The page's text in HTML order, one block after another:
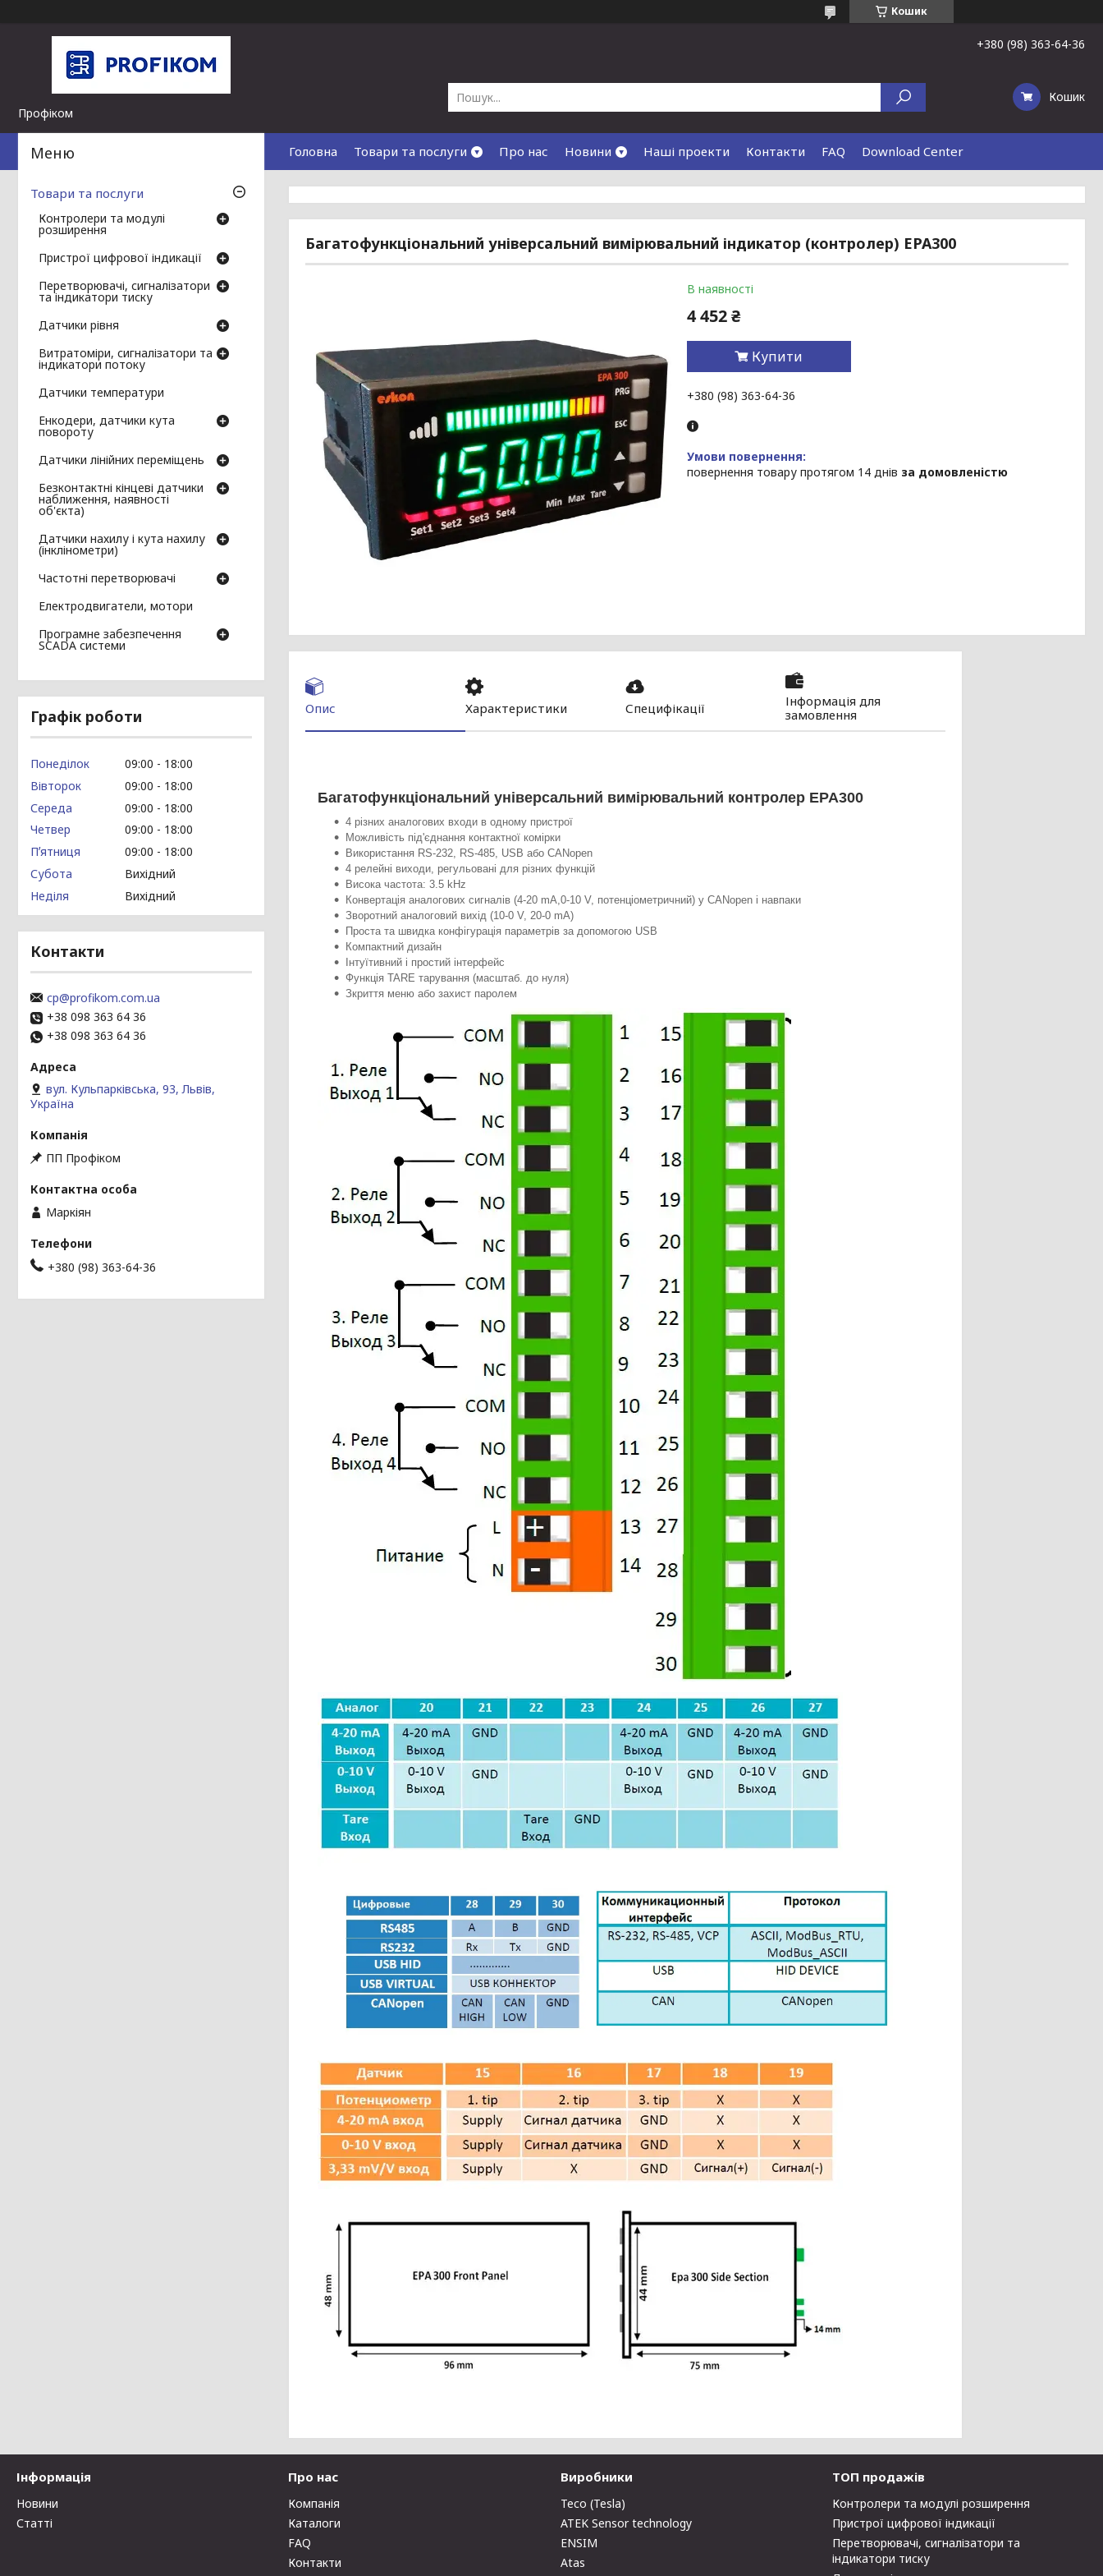
Кошик
Профіком
+380 (98) 363-64-36
Кошик
Головна Товари та послуги Про нас Новини Наші проекти Контакти FAQ Download Center
Багатофункціональний універсальний вимірювальний індикатор (контролер) EPA300
В наявності
4 452 ₴
Купити
+380 (98) 363-64-36
повернення товару протягом 14 днів за домовленістю
Опис Характеристики Специфікації
Інформація для
замовлення
Багатофункціональний універсальний вимірювальний контролер EPA300
4 різних аналогових входи в одному пристрої
Можливість під'єднання контактної комірки
Використання RS-232, RS-485, USB або CANopen
4 релейні виходи, регульовані для різних функцій
Висока частота: 3.5 kHz
Конвертація аналогових сигналів (4-20 mA,0-10 V, потенціометричний) у CANopen і навпаки
Зворотний аналоговий вихід (10-0 V, 20-0 mA)
Проста та швидка конфігурація параметрів за допомогою USB
Компактний дизайн
Інтуїтивний і простий інтерфейс
Функція TARE тарування (масштаб. до нуля)
Зкриття меню або захист паролем
Товари та послуги
Контролери та модулі
розширення
Пристрої цифрової індикації
Перетворювачі, сигналізатори
та індикатори тиску
Датчики рівня
Витратоміри, сигналізатори та
індикатори потоку
Датчики температури
Енкодери, датчики кута
повороту
Датчики лінійних переміщень
Безконтактні кінцеві датчики
наближення, наявності
об'єкта)
Датчики нахилу і кута нахилу
(інклінометри)
Частотні перетворювачі
Електродвигатели, мотори
Програмне забезпечення
SCADA системи
Графік роботи
Понеділок 09:00
18:00
Вівторок
09:00
18:00
Середа
09:00
18:00
Четвер
09:00
18:00
Пʼятниця
09:00
18:00
Субота
Вихідний
Неділя
Вихідний
Контакти
cp@profikom.com.ua
+38 098 363 64 36
+38 098 363 64 36
вул. Кульпарківська, 93, Львів,
Україна
ПП Профіком
Маркіян
+380 (98) 363-64-36
Інформація
Новини
Статті
Про нас
Компанія
Каталоги
FAQ
Контакти
Виробники
Teco (Tesla)
ATEK Sensor technology
ENSIM
Atas
ТОП продажів
Контролери та модулі розширення
Пристрої цифрової індикації
Перетворювачі, сигналізатори та
індикатори тиску